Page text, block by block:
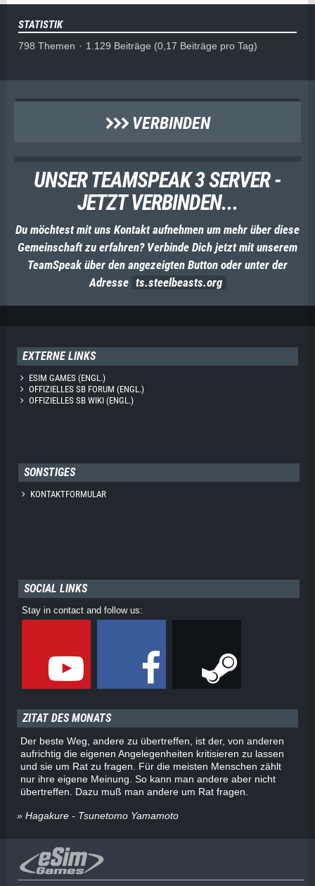
STATISTIK
798 Themen 1.129 Beiträge (0,17 Beiträge pro Tag)
VERBINDEN
UNSER TEAMSPEAK 3 SERVER -
JETZT VERBINDEN...
Du möchtest mit uns Kontakt aufnehmen um mehr über diese
Gemeinschaft zu erfahren? Verbinde Dich jetzt mit unserem
TeamSpeak über den angezeigten Button oder unter der
Adresse ts.steelbeasts.org
EXTERNE LINKS
ESIM GAMES (ENGL.)
OFFIZIELLES SB FORUM (ENGL.)
OFFIZIELLES SB WIKI (ENGL.)
SONSTIGES
KONTAKTFORMULAR
SOCIAL LINKS
Stay in contact and follow us:
ZITAT DES MONATS
Der beste Weg, andere zu übertreffen, ist der, von anderen
aufrichtig die eigenen Angelegenheiten kritisieren zu lassen
und sie um Rat zu fragen. Für die meisten Menschen zählt
nur ihre eigene Meinung. So kann man andere aber nicht
übertreffen. Dazu muß man andere um Rat fragen.
» Hagakure - Tsunetomo Yamamoto